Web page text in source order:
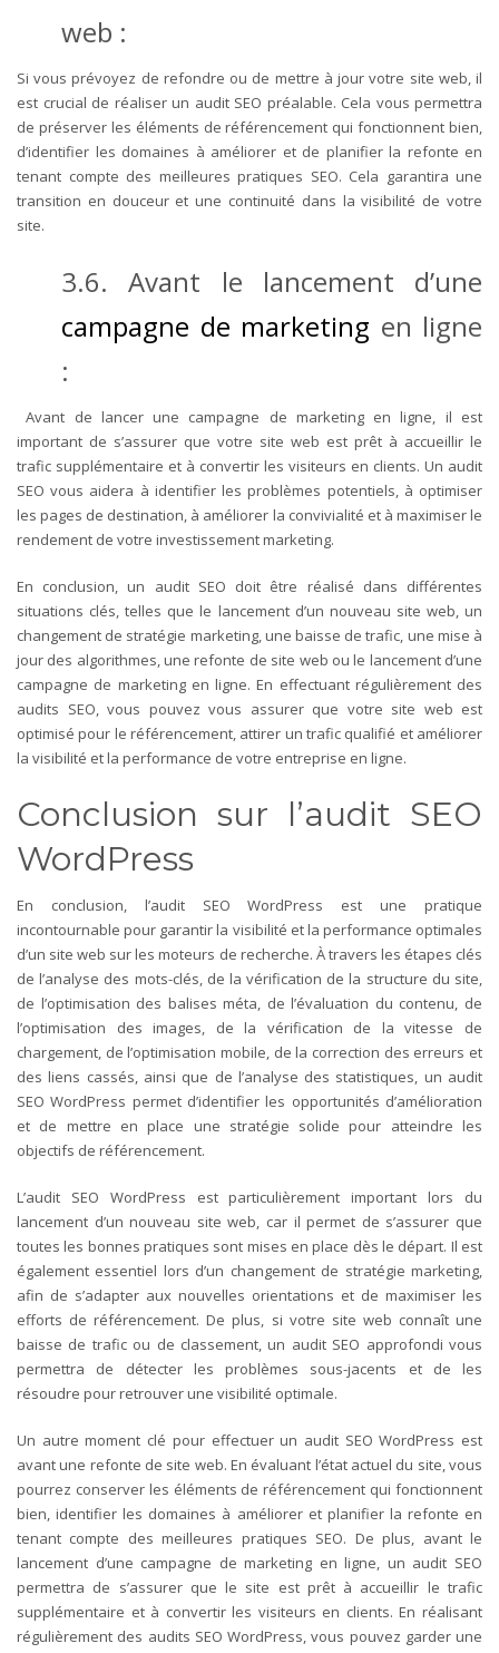
web :
Si vous prévoyez de refondre ou de mettre à jour votre site web, il
est crucial de réaliser un audit SEO préalable. Cela vous permettra
de préserver les éléments de référencement qui fonctionnent bien,
d’identifier les domaines à améliorer et de planifier la refonte en
tenant compte des meilleures pratiques SEO. Cela garantira une
transition en douceur et une continuité dans la visibilité de votre
site.
3.6. Avant le lancement d’une
campagne de marketing en ligne
:
Avant de lancer une campagne de marketing en ligne, il est
important de s’assurer que votre site web est prêt à accueillir le
trafic supplémentaire et à convertir les visiteurs en clients. Un audit
SEO vous aidera à identifier les problèmes potentiels, à optimiser
les pages de destination, à améliorer la convivialité et à maximiser le
rendement de votre investissement marketing.
En conclusion, un audit SEO doit être réalisé dans différentes
situations clés, telles que le lancement d’un nouveau site web, un
changement de stratégie marketing, une baisse de trafic, une mise à
jour des algorithmes, une refonte de site web ou le lancement d’une
campagne de marketing en ligne. En effectuant régulièrement des
audits SEO, vous pouvez vous assurer que votre site web est
optimisé pour le référencement, attirer un trafic qualifié et améliorer
la visibilité et la performance de votre entreprise en ligne.
Conclusion sur l’audit SEO
WordPress
En conclusion, l’audit SEO WordPress est une pratique
incontournable pour garantir la visibilité et la performance optimales
d’un site web sur les moteurs de recherche. À travers les étapes clés
de l’analyse des mots-clés, de la vérification de la structure du site,
de l’optimisation des balises méta, de l’évaluation du contenu, de
l’optimisation des images, de la vérification de la vitesse de
chargement, de l’optimisation mobile, de la correction des erreurs et
des liens cassés, ainsi que de l’analyse des statistiques, un audit
SEO WordPress permet d’identifier les opportunités d’amélioration
et de mettre en place une stratégie solide pour atteindre les
objectifs de référencement.
L’audit SEO WordPress est particulièrement important lors du
lancement d’un nouveau site web, car il permet de s’assurer que
toutes les bonnes pratiques sont mises en place dès le départ. Il est
également essentiel lors d’un changement de stratégie marketing,
afin de s’adapter aux nouvelles orientations et de maximiser les
efforts de référencement. De plus, si votre site web connaît une
baisse de trafic ou de classement, un audit SEO approfondi vous
permettra de détecter les problèmes sous-jacents et de les
résoudre pour retrouver une visibilité optimale.
Un autre moment clé pour effectuer un audit SEO WordPress est
avant une refonte de site web. En évaluant l’état actuel du site, vous
pourrez conserver les éléments de référencement qui fonctionnent
bien, identifier les domaines à améliorer et planifier la refonte en
tenant compte des meilleures pratiques SEO. De plus, avant le
lancement d’une campagne de marketing en ligne, un audit SEO
permettra de s’assurer que le site est prêt à accueillir le trafic
supplémentaire et à convertir les visiteurs en clients.En réalisant
régulièrement des audits SEO WordPress, vous pouvez garder une